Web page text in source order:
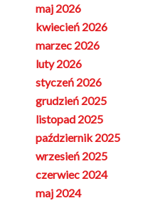
maj 2026
kwiecień 2026
marzec 2026
luty 2026
styczeń 2026
grudzień 2025
listopad 2025
październik 2025
wrzesień 2025
czerwiec 2024
maj 2024